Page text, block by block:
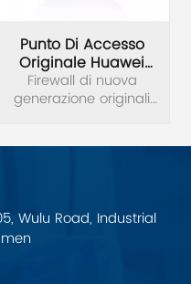
Punto Di Accesso
Originale Huawei
AirEngine 5761-11
Firewall di nuova
generazione originali
5761-11 eccelle in
banda e un'esperienza
di rete di alta qualità,
dagli uffici di piccole e
Wulu Road, Industrial